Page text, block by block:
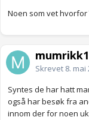
Noen som vet
mumrikk1
Skrevet 8. mai
Syntes de har hatt
også har besøk fra
innom der for noen